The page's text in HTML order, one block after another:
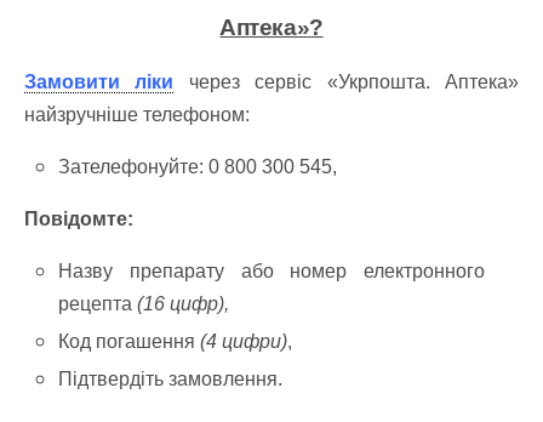
Аптека»?
Замовити ліки через сервіс «Укрпошта. Аптека»
найзручніше телефоном:
Зателефонуйте: 0 800 300 545,
Повідомте:
Назву препарату або номер електронного
рецепта(16 цифр),
Код погашення(4 цифри),
Підтвердіть замовлення.